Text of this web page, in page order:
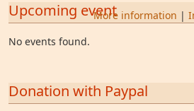
Upcoming event
No events found.
Donation with Paypal
More information |